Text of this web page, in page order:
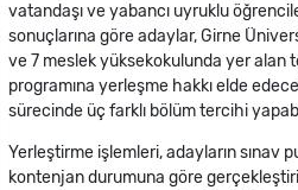
vatandaşı ve yabancı uyruklu
sonuçlarına göre adaylar, Girne
ve 7 meslek yüksekokulunda yer alan
programına yerleşme hakkı elde
sürecinde üç farklı bölüm tercihi
Yerleştirme işlemleri, adayların sınav
kontenjan durumuna göre